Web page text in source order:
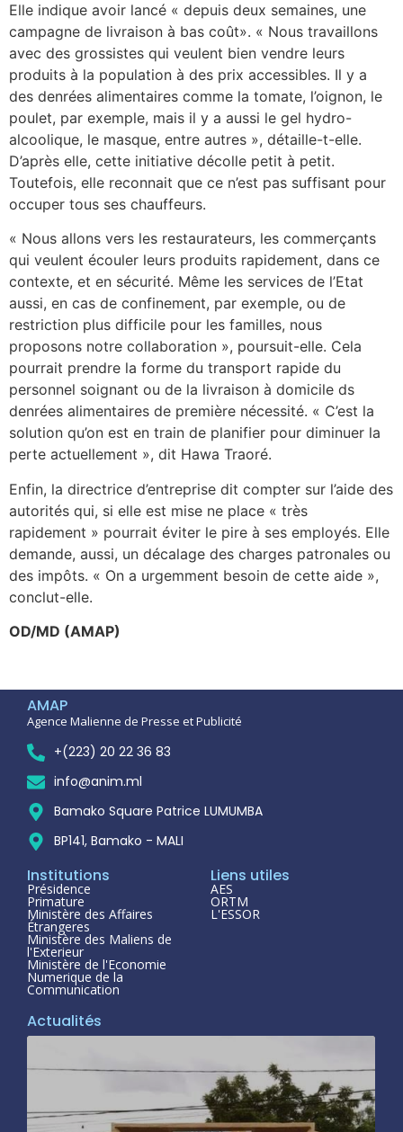
Elle indique avoir lancé « depuis deux semaines, une
campagne de livraison à bas coût». « Nous travaillons
avec des grossistes qui veulent bien vendre leurs
produits à la population à des prix accessibles. Il y a
des denrées alimentaires comme la tomate, l’oignon, le
poulet, par exemple, mais il y a aussi le gel hydro-
alcoolique, le masque, entre autres », détaille-t-elle.
D’après elle, cette initiative décolle petit à petit.
Toutefois, elle reconnait que ce n’est pas suffisant pour
occuper tous ses chauffeurs.
« Nous allons vers les restaurateurs, les commerçants
qui veulent écouler leurs produits rapidement, dans ce
contexte, et en sécurité. Même les services de l’Etat
aussi, en cas de confinement, par exemple, ou de
restriction plus difficile pour les familles, nous
proposons notre collaboration », poursuit-elle. Cela
pourrait prendre la forme du transport rapide du
personnel soignant ou de la livraison à domicile ds
denrées alimentaires de première nécessité. « C’est la
solution qu’on est en train de planifier pour diminuer la
perte actuellement », dit Hawa Traoré.
Enfin, la directrice d’entreprise dit compter sur l’aide des
autorités qui, si elle est mise ne place « très
rapidement » pourrait éviter le pire à ses employés. Elle
demande, aussi, un décalage des charges patronales ou
des impôts. « On a urgemment besoin de cette aide »,
conclut-elle.
OD/MD (AMAP)
AMAP
Agence Malienne de Presse et Publicité
+(223) 20 22 36 83
info@anim.ml
Bamako Square Patrice LUMUMBA
BP141, Bamako - MALI
Institutions
Présidence
Primature
Ministère des Affaires
Étrangeres
Ministère des Maliens de
l'Exterieur
Ministère de l'Economie
Numerique de la
Communication
Liens utiles
AES
ORTM
L'ESSOR
Actualités